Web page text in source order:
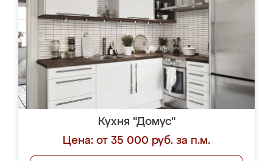
Кухня "Домус"
Цена: от 35 000 руб. за п.м.